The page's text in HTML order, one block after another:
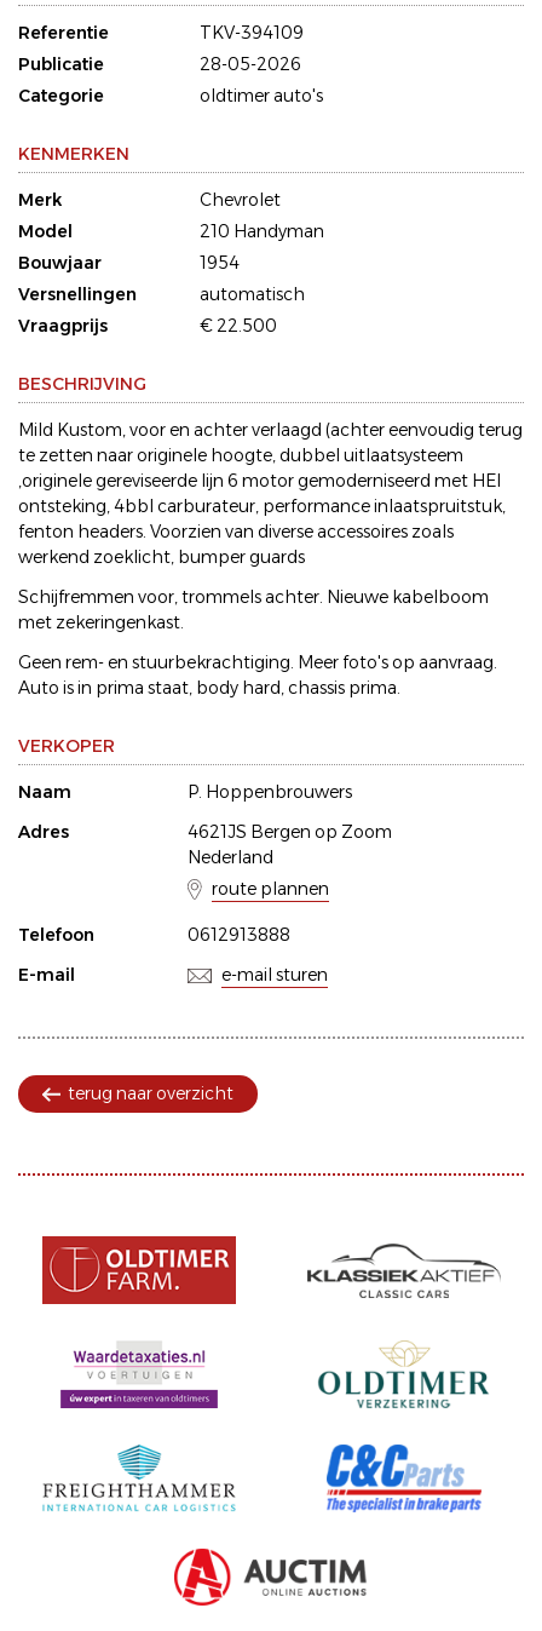
Referentie
TKV-394109
Publicatie
28-05-2026
Categorie
oldtimer auto's
KENMERKEN
Merk
Chevrolet
Model
210 Handyman
Bouwjaar
1954
Versnellingen
automatisch
Vraagprijs
€ 22.500
BESCHRIJVING
Mild Kustom, voor en achter verlaagd (achter eenvoudig terug
te zetten naar originele hoogte, dubbel uitlaatsysteem
,originele gereviseerde lijn 6 motor gemoderniseerd met HEI
ontsteking, 4bbl carburateur, performance inlaatspruitstuk,
fenton headers. Voorzien van diverse accessoires zoals
werkend zoeklicht, bumper guards
Schijfremmen voor, trommels achter. Nieuwe kabelboom
met zekeringenkast.
Geen rem- en stuurbekrachtiging. Meer foto's op aanvraag.
Auto is in prima staat, body hard, chassis prima.
VERKOPER
Naam
P. Hoppenbrouwers
Adres
4621JS Bergen op Zoom
Nederland
route plannen
Telefoon
0612913888
E-mail
e-mail sturen
terug naar overzicht